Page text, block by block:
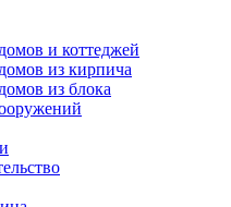
и коттеджей
из кирпича
из блока